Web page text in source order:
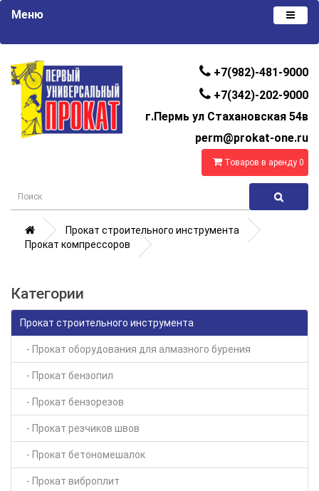
+7(982)-481-9000
+7(342)-202-9000
г.Пермь ул Стахановская 54в
perm@prokat-one.ru
Товаров в аренду 0
Меню
Прокат строительного инструмента
Прокат компрессоров
Категории
Прокат строительного инструмента
- Прокат оборудования для алмазного бурения
- Прокат бензопил
- Прокат бензорезов
- Прокат резчиков швов
- Прокат бетономешалок
- Прокат виброплит